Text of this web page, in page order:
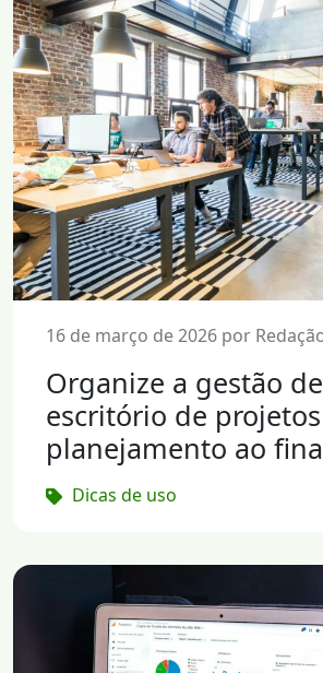
16 de março de 2026 por
Organize a gestão
escritório de
planejamento ao
Dicas de uso